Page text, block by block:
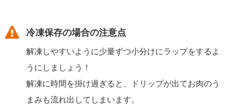
冷凍保存の場合の注意点
解凍しやすいように少量ずつ小分けにラップをするよ
うにしましょう！
解凍に時間を掛け過ぎると、ドリップが出てお肉のう
まみも流れ出してしまいます。